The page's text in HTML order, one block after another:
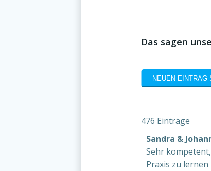
Das sagen
476 Einträge
Sandra &
Sehr
Praxis zu